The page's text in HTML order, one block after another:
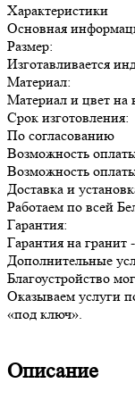
Характеристики
Основная
Размер:
Изготавливается
Материал:
Материал и цвет на
Срок изготовления:
По согласованию
Возможность
Возможность
Доставка и
Работаем по всей
Гарантия:
Гарантия на гранит
Дополнительные
Благоустройство
Оказываем услуги
«под ключ».
Описание